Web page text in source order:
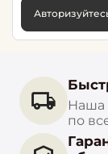
Наша
по